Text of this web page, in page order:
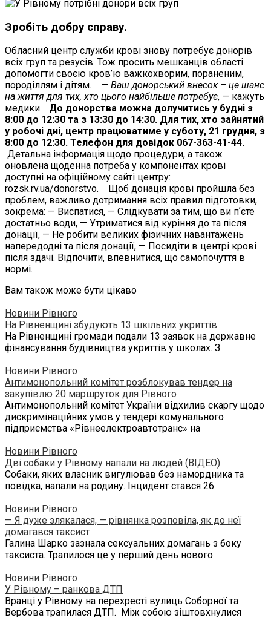
Зробіть добру справу.
Обласний центр служби крові знову потребує донорів
всіх груп та резусів. Тож просить мешканців області
допомогти своєю кров’ю важкохворим, пораненим,
породіллям і дітям.
— Ваш донорський внесок – це шанс
на життя для тих, хто цього найбільше потребує, — кажуть
медики. До донорства можна долучитись у будні з
8:00 до 12:30 та з 13:30 до 14:30. Для тих, хто зайнятий
у робочі дні, центр працюватиме у суботу, 21 грудня, з
8:00 до 12:30. Телефон для довідок 067-363-41-44.
Детальна інформація щодо процедури, а також
оновлена щоденна потреба у компонентах крові
доступні на офіційному сайті центру:
rozsk.rv.ua/donorstvo. Щоб донація крові пройшла без
проблем, важливо дотримання всіх правил підготовки,
зокрема: — Виспатися, — Слідкувати за тим, що ви пʼєте
достатньо води, — Утриматися від куріння до та після
донації, — Не робити великих фізичних навантажень
напередодні та після донації, — Посидіти в центрі крові
після здачі. Відпочити, впевнитися, що самопочуття в
нормі.
Вам також може бути цікаво
Новини Рівного
На Рівненщині збудують 13 шкільних укриттів
На Рівненщині громади подали 13 заявок на державне
фінансування будівництва укриттів у школах. З
Новини Рівного
Антимонопольний комітет розблокував тендер на
закупівлю 20 маршруток для Рівного
Антимонопольний комітет України відхилив скаргу щодо
дискримінаційних умов у тендері комунального
підприємства «Рівнеелектроавтотранс» на
Новини Рівного
Дві собаки у Рівному напали на людей (ВІДЕО)
Собаки, яких власник вигулював без намордника та
повідка, напали на родину. Інцидент стався 26
Новини Рівного
— Я дуже злякалася, — рівнянка розповіла, як до неї
домагався таксист
Галина Шарко зазнала сексуальних домагань з боку
таксиста. Трапилося це у перший день нового
Новини Рівного
У Рівному – ранкова ДТП
Вранці у Рівному на перехресті вулиць Соборної та
Вербова трапилася ДТП. Між собою зіштовхнулися